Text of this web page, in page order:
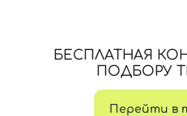
БЕСПЛАТНАЯ
ПОДБОРУ
Перейти в